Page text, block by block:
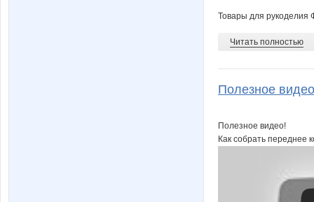
Товары для
Читать полностью
Полезное
Полезное видео!
Как собрать переднее